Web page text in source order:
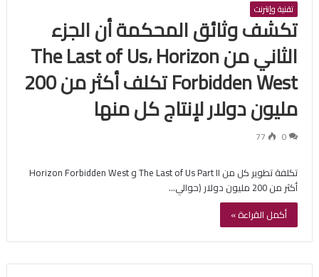
تقنية وإنترنت
تكشف وثائق المحكمة أن الجزء
الثاني من The Last of Us، Horizon
Forbidden West تكلف أكثر من 200
مليون دولار لإنتاج كل منها
0
77
تكلفة تطوير كل من The Last of Us Part II و Horizon Forbidden West
أكثر من 200 مليون دولار (حوالي…
أكمل القراءة »